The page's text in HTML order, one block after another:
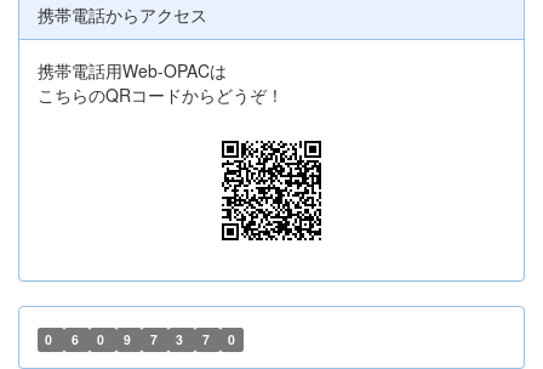
携帯電話からアクセス
携帯電話用Web-OPACは
こちらのQRコードからどうぞ！
0 6 0 9 7 3 7 0